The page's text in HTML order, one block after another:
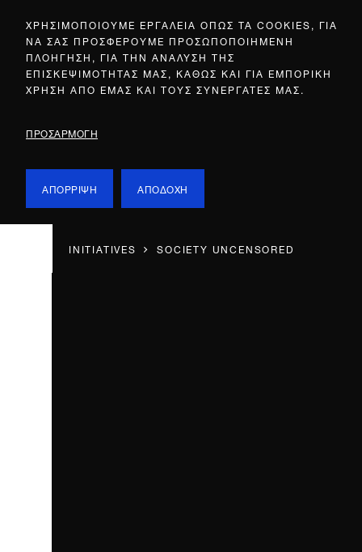
ΧΡΗΣΙΜΟΠΟΙΟΥΜΕ ΕΡΓΑΛΕΙΑ ΟΠΩΣ ΤΑ COOKIES, ΓΙΑ
ΝΑ ΣΑΣ ΠΡΟΣΦΕΡΟΥΜΕ ΠΡΟΣΩΠΟΠΟΙΗΜΕΝΗ
ΠΛΟΗΓΗΣΗ, ΓΙΑ ΤΗΝ ΑΝΑΛΥΣΗ ΤΗΣ
ΕΠΙΣΚΕΨΙΜΟΤΗΤΑΣ ΜΑΣ, ΚΑΘΩΣ ΚΑΙ ΓΙΑ ΕΜΠΟΡΙΚΗ
ΧΡΗΣΗ ΑΠΟ ΕΜΑΣ ΚΑΙ ΤΟΥΣ ΣΥΝΕΡΓΑΤΕΣ ΜΑΣ.
ΠΡΟΣΑΡΜΟΓΗ
ΑΠΟΡΡΙΨΗ ΑΠΟΔΟΧΗ
INITIATIVES SOCIETY UNCENSORED